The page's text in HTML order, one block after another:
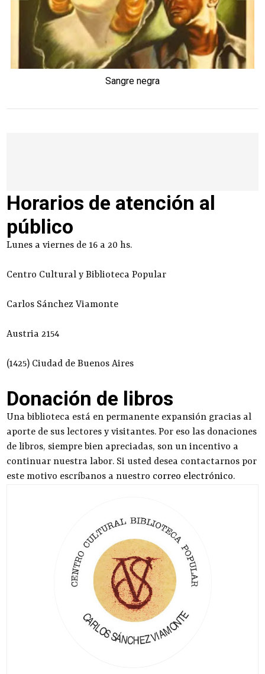
Sangre negra
Horarios de atención al
público
Lunes a viernes de 16 a 20 hs.
Centro Cultural y Biblioteca Popular
Carlos Sánchez Viamonte
Austria 2154
(1425) Ciudad de Buenos Aires
Donación de libros
Una biblioteca está en permanente expansión gracias al
aporte de sus lectores y visitantes. Por eso las donaciones
de libros, siempre bien apreciadas, son un incentivo a
continuar nuestra labor. Si usted desea contactarnos por
este motivo escríbanos a nuestro correo electrónico.